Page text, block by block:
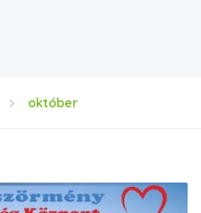
október